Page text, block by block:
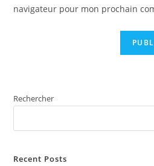
(facultatif)
navigateur pour mon prochain
Rechercher
Recent Posts